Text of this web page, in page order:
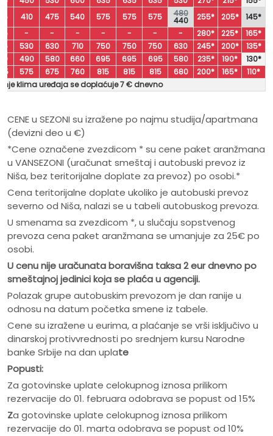
410 475 540 575 575 575 480
440 255* 205*
145*
- - - - - - - 280* 225*
165*
530 630 710 750 750 750 630 245* 200*
135*
490 580 660 695 695 695 580 235* 190*
130*
575 675 760 815 815 815 680 200* 165*
110*
klima uređaja se doplaćuje 7 € dnevno
CENE u SEZONI su izražene po najmu studija/apartmana
(devizni deo u €)
*Cene označene zvezdicom * su cene paket aranžmana
u VANSEZONI (uračunat smeštaj i autobuski prevoz iz
Niša, bez teritorijalne doplate za prevoz) po osobi.*
Cena teritorijalne doplate ukoliko je autobuski prevoz
severno od Niša, nalazi se u tabeli autobuskog prevoza.
U smenama sa zvezdicom *, u slučaju sopstvenog
prevoza cena paket aranžmana se umanjuje za 25€ po
osobi.
U cenu nije uračunata boravišna taksa 2 eur dnevno po
smeštajnoj jedinici koja se plaća u agenciji.
Polazak grupe autobuskim prevozom je dan ranije u
odnosu na datum početka smene iz tabele.
Cene su izražene u eurima, a plaćanje se vrši isključivo u
dinarskoj protivvrednosti po srednjem kursu Narodne
banke Srbije na dan uplate
Popusti:
Za gotovinske uplate celokupnog iznosa prilikom
rezervacije do 01. februara odobrava se popust od 15%
Za gotovinske uplate celokupnog iznosa prilikom
rezervacije do 01. marta odobrava se popust od 10%